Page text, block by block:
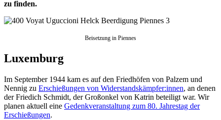
zu finden.
Beisetzung in Piennes
Luxemburg
Im September 1944 kam es auf den Friedhöfen von Palzem und
Nennig zu Erschießungen von Wider­stands­kämpfer:innen, an denen
der Friedich Schmidt, der Groß­onkel von Katrin beteiligt war. Wir
planen aktuell eine Gedenk­veranstaltung zum 80. Jahrestag der
Erschießungen.